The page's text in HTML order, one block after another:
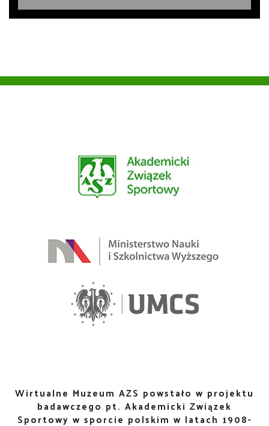
Wirtualne Muzeum AZS powstało w projektu
badawczego pt. Akademicki Związek
Sportowy w sporcie polskim w latach 1908-